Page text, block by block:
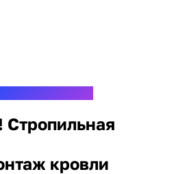
Стропильная
кровли